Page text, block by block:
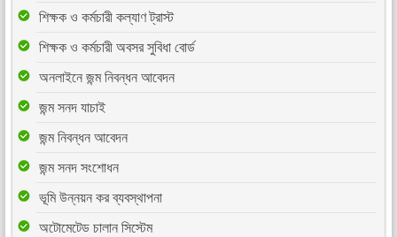
শিক্ষক ও কর্মচারী কল্যাণ ট্রাস্ট
শিক্ষক ও কর্মচারী অবসর সুবিধা বোর্ড
অনলাইনে জন্ম নিবন্ধন আবেদন
জন্ম সনদ যাচাই
জন্ম নিবন্ধন আবেদন
জন্ম সনদ সংশোধন
ভূমি উন্নয়ন কর ব্যবস্থাপনা
অটোমেটেড চালান সিস্টেম